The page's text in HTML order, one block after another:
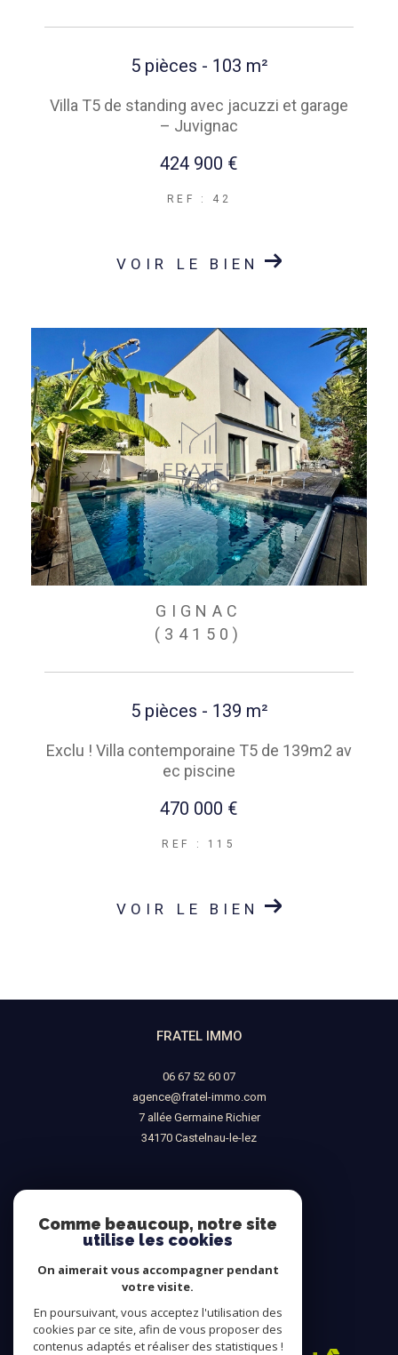
5 pièces - 103 m²
Villa T5 de standing avec jacuzzi et garage
– Juvignac
424 900 €
REF : 42
VOIR LE BIEN
GIGNAC
(34150)
5 pièces - 139 m²
Exclu ! Villa contemporaine T5 de 139m2 av
ec piscine
470 000 €
REF : 115
VOIR LE BIEN
FRATEL IMMO
06 67 52 60 07
agence@fratel-immo.com
7 allée Germaine Richier
34170
castelnau-le-lez
ADHÉRENTS
Comme beaucoup, notre site
utilise les cookies
On aimerait vous accompagner pendant
votre visite.
En poursuivant, vous acceptez l'utilisation des
cookies par ce site, afin de vous proposer des
contenus adaptés et réaliser des statistiques !